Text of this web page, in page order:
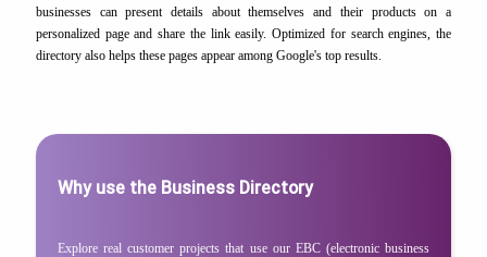
businesses can present details about themselves and their products on a
personalized page and share the link easily. Optimized for search engines, the
directory also helps these pages appear among Google's top results.
Why use the Business Directory
Explore real customer projects that use our EBC (electronic business